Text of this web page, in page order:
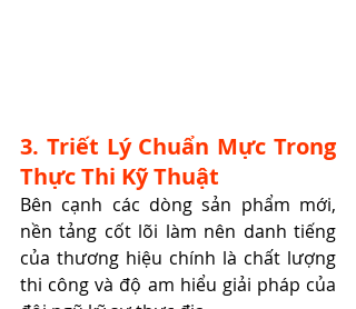
3. Triết Lý Chuẩn Mực Trong
Thực Thi Kỹ Thuật
Bên cạnh các dòng sản phẩm mới,
nền tảng cốt lõi làm nên danh tiếng
của thương hiệu chính là chất lượng
thi công và độ am hiểu giải pháp của